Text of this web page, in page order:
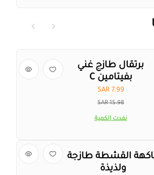
برتقال طازج غني
بفيتامين C
SAR 7.99
15.98 SAR
نفدت الكمية
القشطة طازجة
ولذيذة